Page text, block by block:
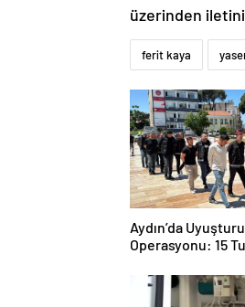
üzerinden
ferit kaya
Aydın’da
Operasyonu: 15